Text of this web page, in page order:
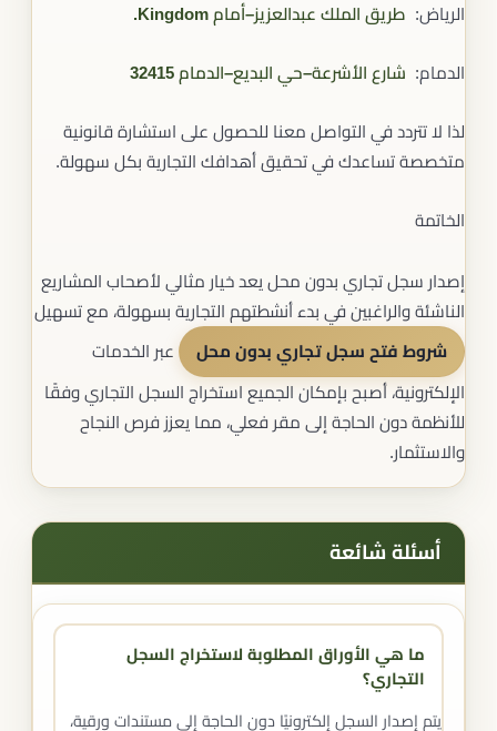
الرياض: طريق الملك عبدالعزيز–أمام Kingdom.
الدمام: شارع الأشرعة–حي البديع–الدمام 32415
لذا لا تتردد في التواصل معنا للحصول على استشارة قانونية
متخصصة تساعدك في تحقيق أهدافك التجارية بكل سهولة.
الخاتمة
إصدار سجل تجاري بدون محل يعد خيار مثالي لأصحاب المشاريع
الناشئة والراغبين في بدء أنشطتهم التجارية بسهولة، مع تسهيل
شروط فتح سجل تجاري بدون محل عبر الخدمات
الإلكترونية، أصبح بإمكان الجميع استخراج السجل التجاري وفقًا
للأنظمة دون الحاجة إلى مقر فعلي، مما يعزز فرص النجاح
والاستثمار.
أسئلة شائعة
ما هي الأوراق المطلوبة لاستخراج السجل
التجاري؟
يتم إصدار السجل إلكترونيًا دون الحاجة إلى مستندات ورقية،